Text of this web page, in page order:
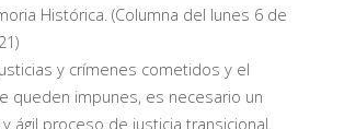
Histórica.(Columna del lunes 6 de
y crímenes cometidos y el
queden impunes, es necesario un
ágil proceso de justicia transicional.